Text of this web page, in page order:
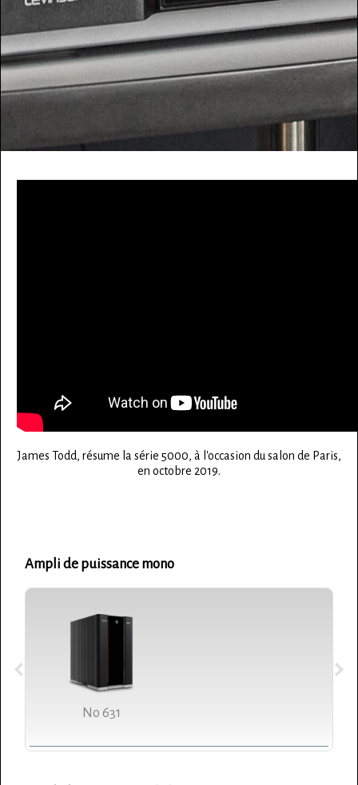
James Todd, résume la série 5000, à l'occasion du salon de Paris,
en octobre 2019.
Ampli de puissance mono
No 631